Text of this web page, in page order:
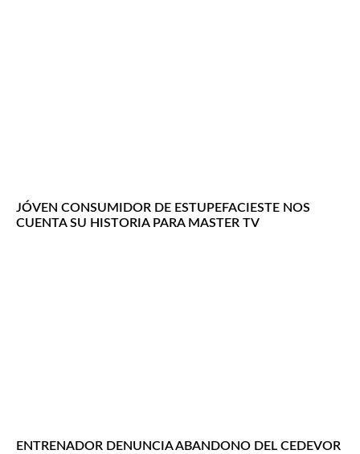
JÓVEN CONSUMIDOR DE ESTUPEFACIESTE NOS
CUENTA SU HISTORIA PARA MASTER TV
ENTRENADOR DENUNCIA ABANDONO DEL CEDEVOR